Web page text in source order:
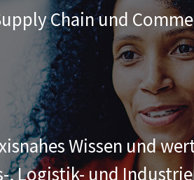
Chain und
Wissen und
Logistik- und